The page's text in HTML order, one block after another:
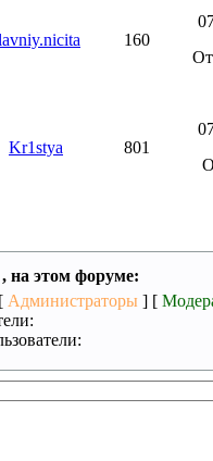
160
Kr1stya 801
на этом форуме:
Администраторы ] [